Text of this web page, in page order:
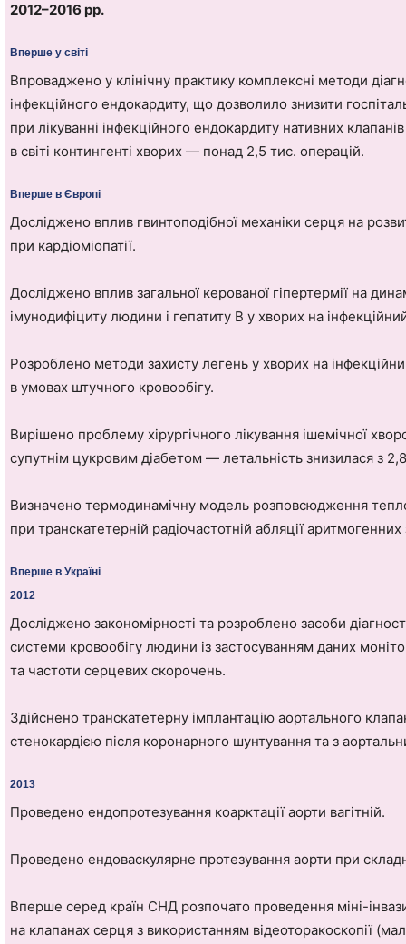
2012–2016 рр.
Вперше у світі
Впроваджено у клінічну практику комплексні методи
інфекційного ендокардиту, що дозволило знизити
при лікуванні інфекційного ендокардиту нативних
в світі контингенті хворих — понад 2,5 тис. операцій.
Вперше в Європі
Досліджено вплив гвинтоподібної механіки серця на
при кардіоміопатії.
Досліджено вплив загальної керованої гіпертермії на
імунодифіциту людини і гепатиту В у хворих на
Розроблено методи захисту легень у хворих на
в умовах штучного кровообігу.
Вирішено проблему хірургічного лікування ішемічної
супутнім цукровим діабетом — летальність знизилася з
Визначено термодинамічну модель розповсюдження
при транскатетерній радіочастотній абляції аритмогенних
Вперше в Україні
2012
Досліджено закономірності та розроблено засоби
системи кровообігу людини із застосуванням даних
та частоти серцевих скорочень.
Здійснено транскатетерну імплантацію аортального
стенокардією після коронарного шунтування та з
2013
Проведено ендопротезування коарктації аорти вагітній.
Проведено ендоваскулярне протезування аорти при
Вперше серед країн СНД розпочато проведення міні-
на клапанах серця з використанням відеоторакоскопії